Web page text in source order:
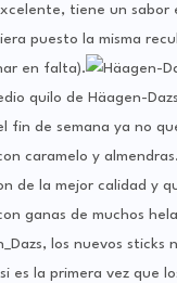
tiene un
puesto la misma
en falta).
quilo de Häagen-
fin de semana ya no
caramelo y
de la mejor calidad y
ganas de muchos
los nuevos
es la primera vez que